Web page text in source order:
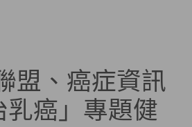
盟、癌症資訊
乳癌」專題健